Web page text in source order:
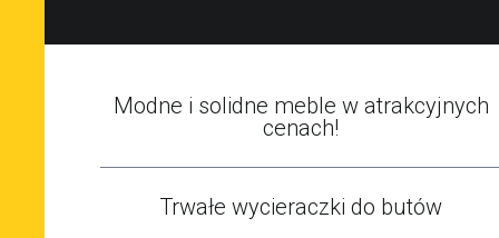
Modne i solidne meble w atrakcyjnych
cenach!
Trwałe wycieraczki do butów